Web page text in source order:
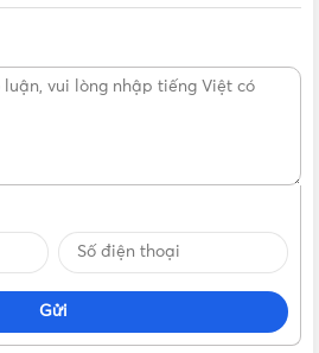
Gửi